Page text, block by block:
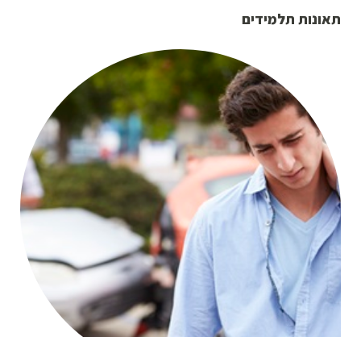
תאונות תלמידים